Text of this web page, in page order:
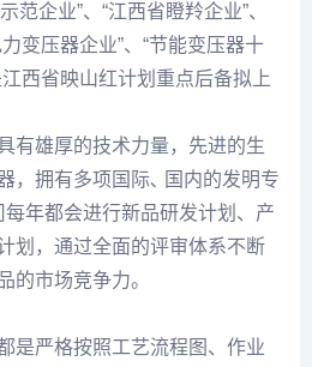
范企业”、“江西省瞪羚企业”、
变压器企业”、“节能变压器十
西省映山红计划重点后备拟上
有雄厚的技术力量，先进的生
，拥有多项国际､ 国内的发明专
年都会进行新品研发计划、产
划，通过全面的评审体系不断
的市场竞争力。
是严格按照工艺流程图、作业